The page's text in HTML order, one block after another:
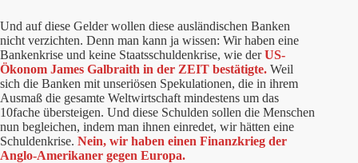
Und auf diese Gelder wollen diese ausländischen Banken
nicht verzichten. Denn man kann ja wissen: Wir haben eine
Bankenkrise und keine Staatsschuldenkrise, wie derUS-
Ökonom James Galbraith in der ZEIT bestätigte. Weil
sich die Banken mit unseriösen Spekulationen, die in ihrem
Ausmaß die gesamte Weltwirtschaft mindestens um das
10fache übersteigen. Und diese Schulden sollen die Menschen
nun begleichen, indem man ihnen einredet, wir hätten eine
Schuldenkrise. Nein, wir haben einen Finanzkrieg der
Anglo-Amerikaner gegen Europa.